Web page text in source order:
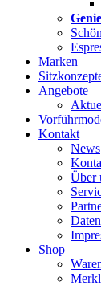
Marken
Angebote
Kontakt
News
Über
Shop